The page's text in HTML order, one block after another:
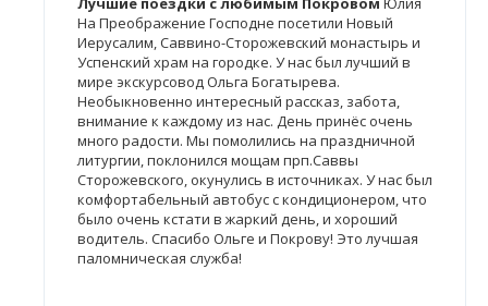
На Преображение Господне посетили Новый
Иерусалим, Саввино-Сторожевский монастырь и
Успенский храм на городке. У нас был лучший в
мире экскурсовод Ольга Богатырева.
Необыкновенно интересный рассказ, забота,
внимание к каждому из нас. День принёс очень
много радости. Мы помолились на праздничной
литургии, поклонился мощам прп.Саввы
Сторожевского, окунулись в источниках. У нас был
комфортабельный автобус с кондиционером, что
было очень кстати в жаркий день, и хороший
водитель. Спасибо Ольге и Покрову! Это лучшая
паломническая служба!